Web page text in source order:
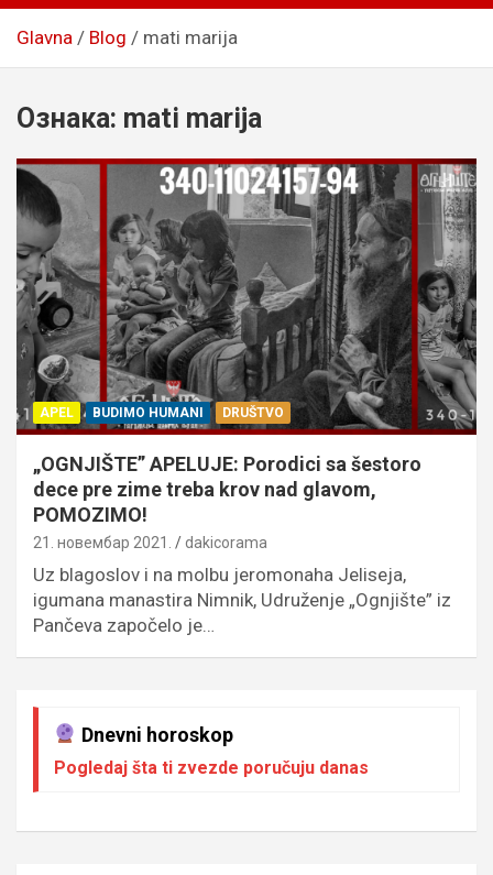
Glavna Blog mati marija
Ознака: mati marija
APEL BUDIMO HUMANI DRUŠTVO
„OGNJIŠTE” APELUJE: Porodici sa šestoro
dece pre zime treba krov nad glavom,
POMOZIMO!
21. новембар 2021. dakicorama
Uz blagoslov i na molbu jeromonaha Jeliseja,
igumana manastira Nimnik, Udruženje „Ognjište” iz
Pančeva započelo je…
Dnevni horoskop
Pogledaj šta ti zvezde poručuju danas